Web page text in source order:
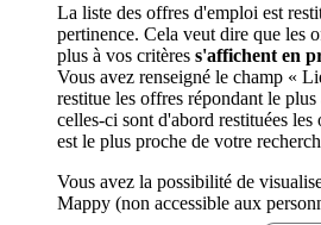
La liste des offres d'emploi est
pertinence. Cela veut dire que les
plus à vos critères s'affichent en
Vous avez renseigné le champ «
restitue les offres répondant le
celles-ci sont d'abord restituées
est le plus proche de votre
Vous avez la possibilité de
Mappy (non accessible aux